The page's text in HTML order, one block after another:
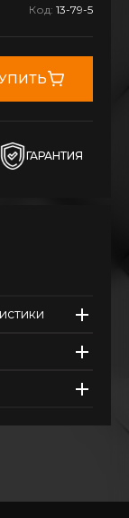
Код: 13-79-5
ГАРАНТИЯ